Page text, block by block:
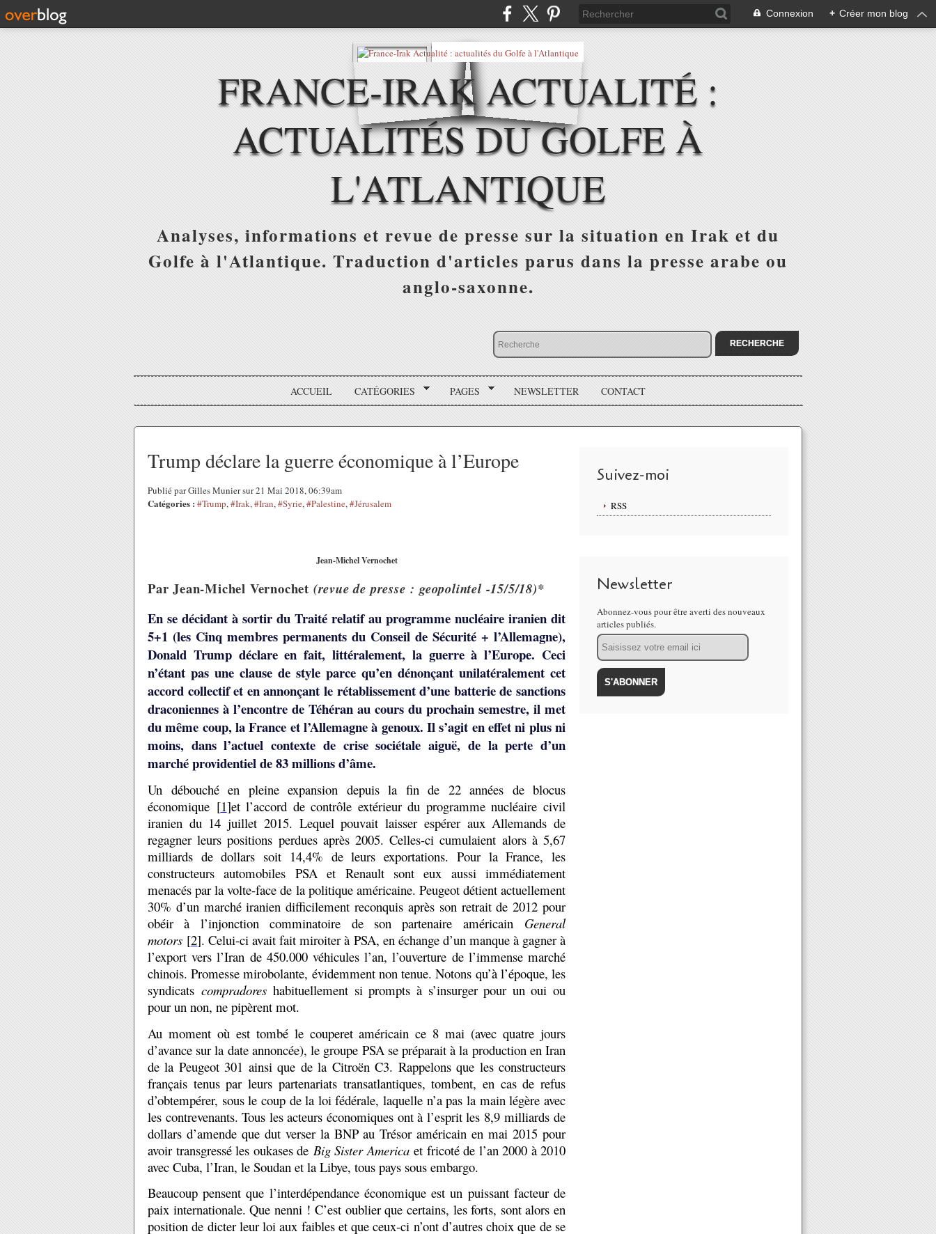
Connexion + Créer mon blog
FRANCE-IRAK ACTUALITÉ :
ACTUALITÉS DU GOLFE À
L'ATLANTIQUE
Analyses, informations et revue de presse sur la situation en Irak et du
Golfe à l'Atlantique. Traduction d'articles parus dans la presse arabe ou
anglo-saxonne.
ACCUEIL CATÉGORIES PAGES NEWSLETTER CONTACT
Trump déclare la guerre économique à l’Europe
Publié par Gilles Munier sur 21 Mai 2018, 06:39am
Catégories : #Trump,#Irak,#Iran,#Syrie,#Palestine,#Jérusalem
Jean-Michel Vernochet
Par Jean-Michel Vernochet (revue de presse : geopolintel -15/5/18)*
En se décidant à sortir du Traité relatif au programme nucléaire iranien dit
5+1 (les Cinq membres permanents du Conseil de Sécurité + l’Allemagne),
Donald Trump déclare en fait, littéralement, la guerre à l’Europe. Ceci
n’étant pas une clause de style parce qu’en dénonçant unilatéralement cet
accord collectif et en annonçant le rétablissement d’une batterie de sanctions
draconiennes à l’encontre de Téhéran au cours du prochain semestre, il met
du même coup, la France et l’Allemagne à genoux. Il s’agit en effet ni plus ni
moins, dans l’actuel contexte de crise sociétale aiguë, de la perte d’un
marché providentiel de 83 millions d’âme.
Un débouché en pleine expansion depuis la fin de 22 années de blocus
économique [1]et l’accord de contrôle extérieur du programme nucléaire civil
iranien du 14 juillet 2015. Lequel pouvait laisser espérer aux Allemands de
regagner leurs positions perdues après 2005. Celles-ci cumulaient alors à 5,67
milliards de dollars soit 14,4% de leurs exportations. Pour la France, les
constructeurs automobiles PSA et Renault sont eux aussi immédiatement
menacés par la volte-face de la politique américaine. Peugeot détient actuellement
30% d’un marché iranien difficilement reconquis après son retrait de 2012 pour
obéir à l’injonction comminatoire de son partenaire américain General
motors [2]. Celui-ci avait fait miroiter à PSA, en échange d’un manque à gagner à
l’export vers l’Iran de 450.000 véhicules l’an, l’ouverture de l’immense marché
chinois. Promesse mirobolante, évidemment non tenue. Notons qu’à l’époque, les
syndicats compradoreshabituellement si prompts à s’insurger pour un oui ou
pour un non, ne pipèrent mot.
Au moment où est tombé le couperet américain ce 8 mai (avec quatre jours
d’avance sur la date annoncée), le groupe PSA se préparait à la production en Iran
de la Peugeot 301 ainsi que de la Citroën C3. Rappelons que les constructeurs
français tenus par leurs partenariats transatlantiques, tombent, en cas de refus
d’obtempérer, sous le coup de la loi fédérale, laquelle n’a pas la main légère avec
les contrevenants. Tous les acteurs économiques ont à l’esprit les 8,9 milliards de
dollars d’amende que dut verser la BNP au Trésor américain en mai 2015 pour
avoir transgressé les oukases de Big Sister Americaet fricoté de l’an 2000 à 2010
avec Cuba, l’Iran, le Soudan et la Libye, tous pays sous embargo.
Beaucoup pensent que l’interdépendance économique est un puissant facteur de
paix internationale. Que nenni ! C’est oublier que certains, les forts, sont alors en
position de dicter leur loi aux faibles et que ceux-ci n’ont d’autres choix que de se
Suivez-moi
RSS
Newsletter
Abonnez-vous pour être averti des nouveaux
articles publiés.
Email